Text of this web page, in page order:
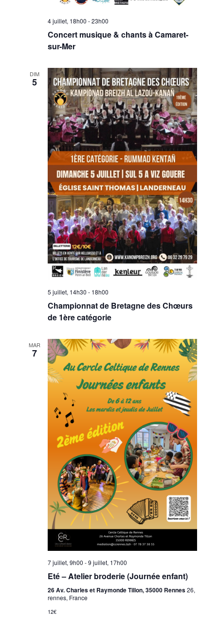
4 juillet, 18h00 -23h00
Concert musique & chants à Camaret-
sur-Mer
DIM
5
5 juillet, 14h30 - 18h00
Championnat de Bretagne des Chœurs
de 1ère catégorie
MAR
7
7 juillet, 9h00 -9 juillet, 17h00
Eté – Atelier broderie (Journée enfant)
26 Av. Charles et Raymonde Tillon, 35000 Rennes26,
rennes, France
12€